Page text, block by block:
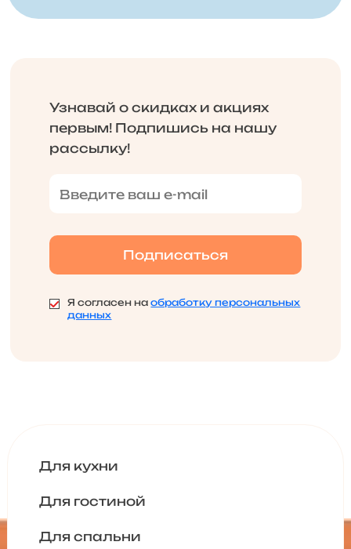
Узнавай о скидках и акциях
первым! Подпишись на нашу
рассылку!
Я согласен наобработку персональных
данных
Для кухни
Для гостиной
Для спальни